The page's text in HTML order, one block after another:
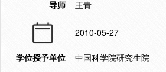
导师
王青
2010-05-27
学位授予单位
中国科学院研究生院